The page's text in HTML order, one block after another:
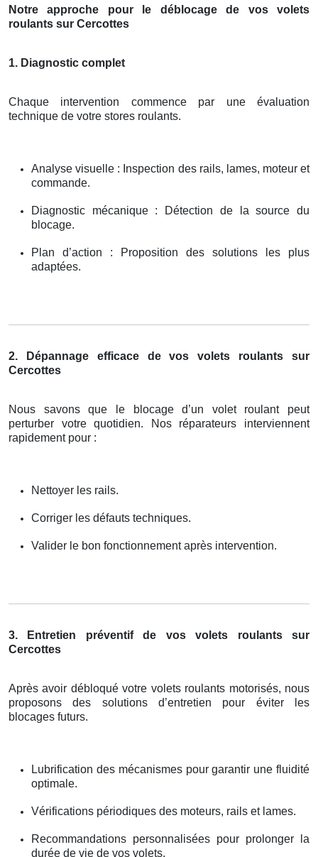
Notre approche pour le déblocage de vos volets
roulants sur Cercottes
1. Diagnostic complet
Chaque intervention commence par une évaluation
technique de votre stores roulants.
Analyse visuelle : Inspection des rails, lames, moteur et
commande.
Diagnostic mécanique : Détection de la source du
blocage.
Plan d’action : Proposition des solutions les plus
adaptées.
2. Dépannage efficace de vos volets roulants sur
Cercottes
Nous savons que le blocage d’un volet roulant peut
perturber votre quotidien. Nos réparateurs interviennent
rapidement pour :
Nettoyer les rails.
Corriger les défauts techniques.
Valider le bon fonctionnement après intervention.
3. Entretien préventif de vos volets roulants sur
Cercottes
Après avoir débloqué votre volets roulants motorisés, nous
proposons des solutions d’entretien pour éviter les
blocages futurs.
Lubrification des mécanismes pour garantir une fluidité
optimale.
Vérifications périodiques des moteurs, rails et lames.
Recommandations personnalisées pour prolonger la
durée de vie de vos volets.